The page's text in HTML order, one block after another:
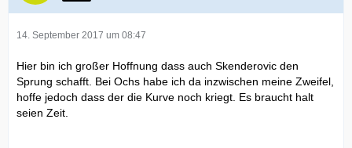
14. September 2017 um 08:47
Hier bin ich großer Hoffnung dass auch Skenderovic den
Sprung schafft. Bei Ochs habe ich da inzwischen meine Zweifel,
hoffe jedoch dass der die Kurve noch kriegt. Es braucht halt
seien Zeit.